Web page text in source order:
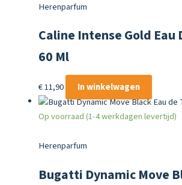
Herenparfum
Caline Intense Gold Eau
60 Ml
€11,90 In winkelwagen
Op voorraad (1-4 werkdagen levertijd)
Herenparfum
Bugatti Dynamic Move